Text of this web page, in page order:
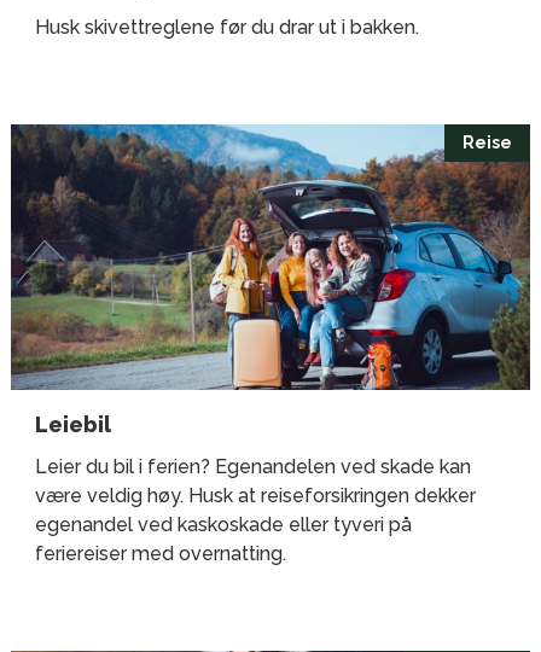
Husk skivettreglene før du drar ut i bakken.
Reise
Leiebil
Leier du bil i ferien? Egenandelen ved skade kan
være veldig høy. Husk at reiseforsikringen dekker
egenandel ved kaskoskade eller tyveri på
feriereiser med overnatting.